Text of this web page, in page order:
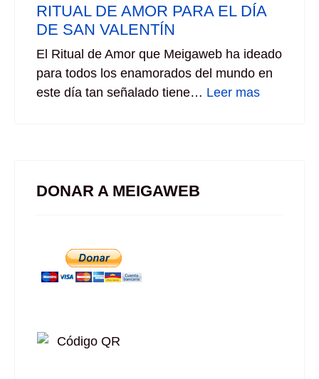
RITUAL DE AMOR PARA EL DÍA
DE SAN VALENTÍN
El Ritual de Amor que Meigaweb ha ideado
para todos los enamorados del mundo en
este día tan señalado tiene… Leer mas
DONAR A MEIGAWEB